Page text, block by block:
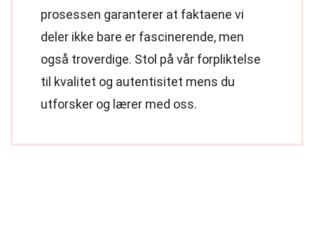
prosessen garanterer at faktaene vi
deler ikke bare er fascinerende, men
også troverdige. Stol på vår forpliktelse
til kvalitet og autentisitet mens du
utforsker og lærer med oss.